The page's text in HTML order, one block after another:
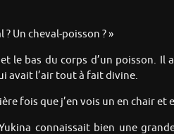
Un cheval-poisson ? »
le bas du corps d’un poisson. Il
avait l’air tout à fait divine.
fois que j’en vois un en chair et
connaissait bien une